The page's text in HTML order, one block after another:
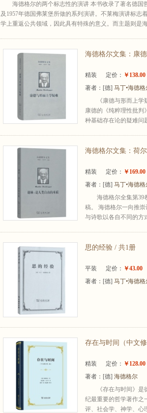
海德格尔的两个标志性的演讲 本书收录了著名德国
及1957年德国弗莱堡所做的系列演讲。不莱梅演讲标志
学上重返公共领域，因此具有特殊的意义。而主题则是
海德格尔文集：康
精装 定价： ￥138.00
著者： [德] 马丁•海德格
《康德与形而上
康德的《纯粹理性批判
种基础存在论的疑难问
海德格尔文集：荷
精装 定价： ￥169.00
著者： [德] 马丁•海德格
海德格尔全集第39
稿。 海德格尔一向推
与诗歌以各自不同的方
思的经验 / 共1册
平装 定价： ￥43.00
著者： [德] 马丁•海德格
存在与时间（中文
精装 定价： ￥128.00
著者： [德] 海德格尔
《存在与时间》
纪最重要的哲学著作之
评、社会学、神学、心